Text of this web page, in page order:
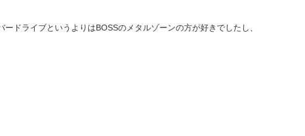
ドライブというよりはBOSSのメタルゾーンの方が好きでしたし、